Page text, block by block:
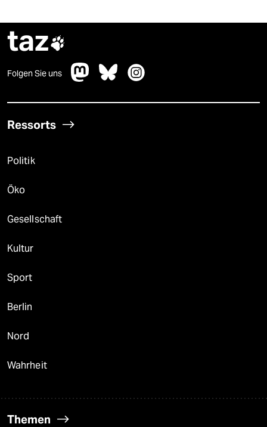
taz
Folgen Sie uns
Ressorts
Politik
Öko
Gesellschaft
Kultur
Sport
Berlin
Nord
Wahrheit
Themen